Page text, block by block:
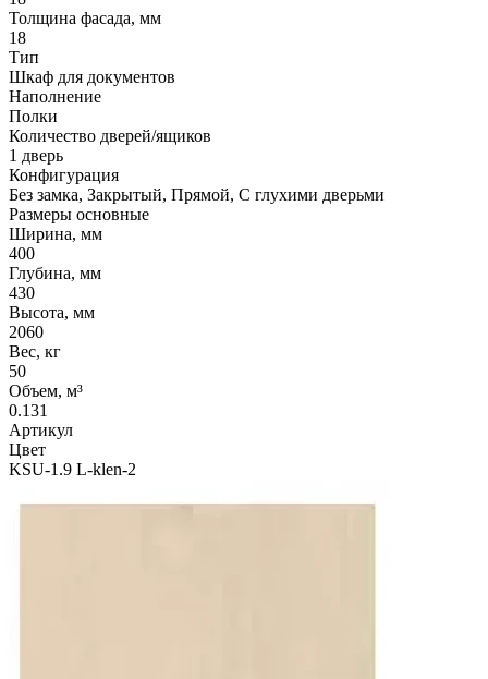
Толщина фасада, мм
18
Тип
Шкаф для документов
Наполнение
Полки
Количество дверей/ящиков
1 дверь
Конфигурация
Без замка, Закрытый, Прямой, С глухими дверьми
Размеры основные
Ширина, мм
400
Глубина, мм
430
Высота, мм
2060
Вес, кг
50
Объем, м³
0.131
Артикул
Цвет
KSU-1.9 L-klen-2